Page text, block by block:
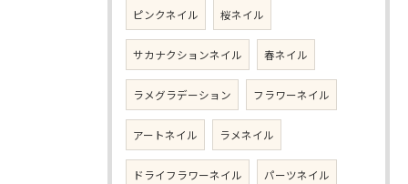
ピンクネイル 桜ネイル
サカナクションネイル 春ネイル
ラメグラデーション フラワーネイル
アートネイル ラメネイル
ドライフラワーネイル パーツネイル